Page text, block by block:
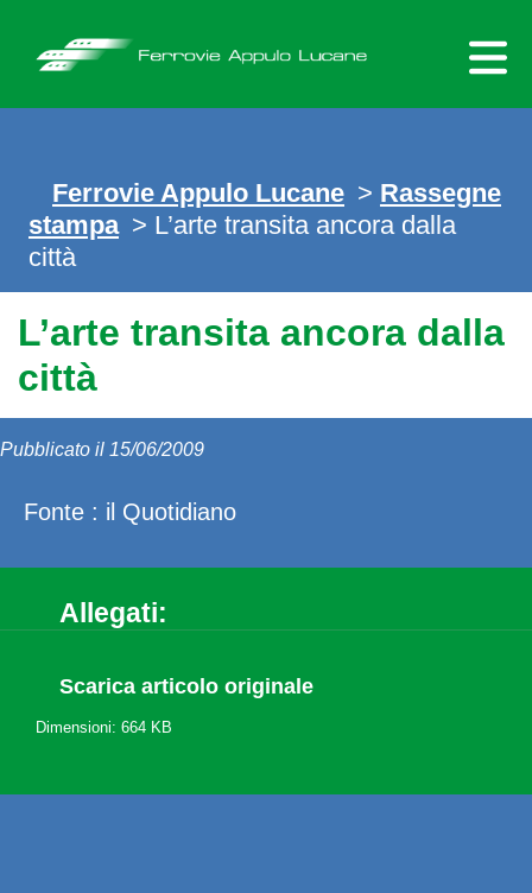
content
Ferrovie Appulo Lucane > Rassegne
stampa > L’arte transita ancora dalla
città
L’arte transita ancora dalla
città
Pubblicato il 15/06/2009
Fonte : il Quotidiano
Allegati:
Scarica articolo originale
Dimensioni: 664 KB